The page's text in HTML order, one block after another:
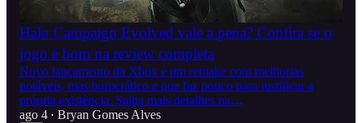
Halo Campaign Evolved vale a pena? Confira se o
jogo é bom na review completa
Novo lançamento da Xbox é um remake com melhorias
notáveis, mas burocrático e que faz pouco para justificar a
própria existência. Saiba mais detalhes na…
ago 4 • Bryan Gomes Alves